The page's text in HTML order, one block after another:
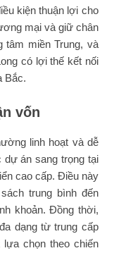
kiện thuận lợi cho
mại và giữ chân
miền Trung, và
có lợi thế kết nối
Bắc.
vốn
linh hoạt và dễ
án sang trọng tại
cao cấp. Điều này
trung bình đến
khoản. Đồng thời,
dạng từ trung cấp
chọn theo chiến